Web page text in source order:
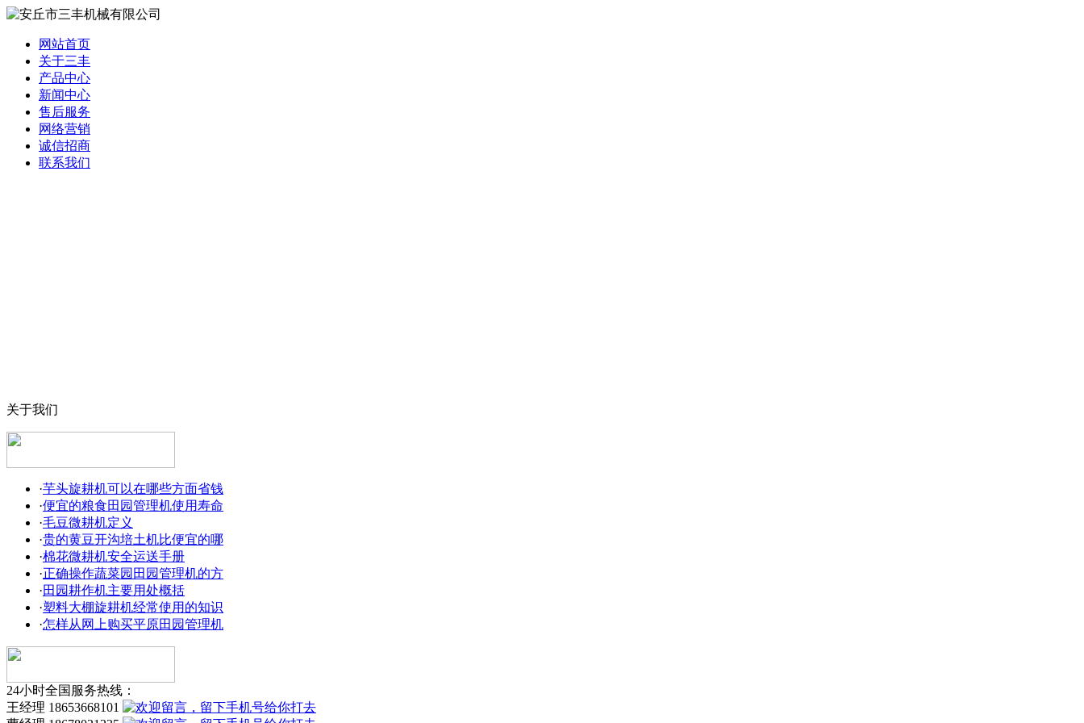
网站首页
关于三丰
产品中心
新闻中心
售后服务
网络营销
诚信招商
联系我们
关于我们
·芋头旋耕机可以在哪些方面省钱
·便宜的粮食田园管理机使用寿命
·毛豆微耕机定义
·贵的黄豆开沟培土机比便宜的哪
·棉花微耕机安全运送手册
·正确操作蔬菜园田园管理机的方
·田园耕作机主要用处概括
·塑料大棚旋耕机经常使用的知识
·怎样从网上购买平原田园管理机
24小时全国服务热线：
王经理 18653668101